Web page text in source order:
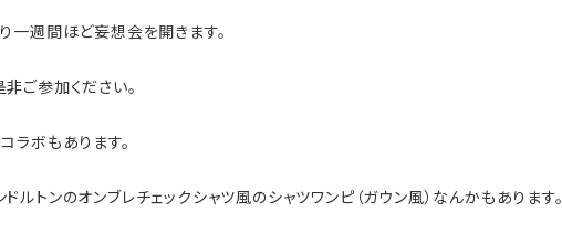
一週間ほど妄想会を開きます。
ご参加ください。
ラボもあります。
ルトンのオンブレチェックシャツ風のシャツワンピ（ガウン風）なんかもあります。